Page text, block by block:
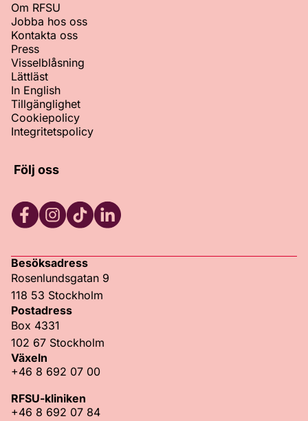
Om RFSU
Jobba hos oss
Kontakta oss
Press
Visselblåsning
Lättläst
In English
Tillgänglighet
Cookiepolicy
Integritetspolicy
Följ oss
Besöksadress
Rosenlundsgatan 9
118 53 Stockholm
Postadress
Box 4331
102 67 Stockholm
Växeln
+46 8 692 07 00
RFSU-kliniken
+46 8 692 07 84